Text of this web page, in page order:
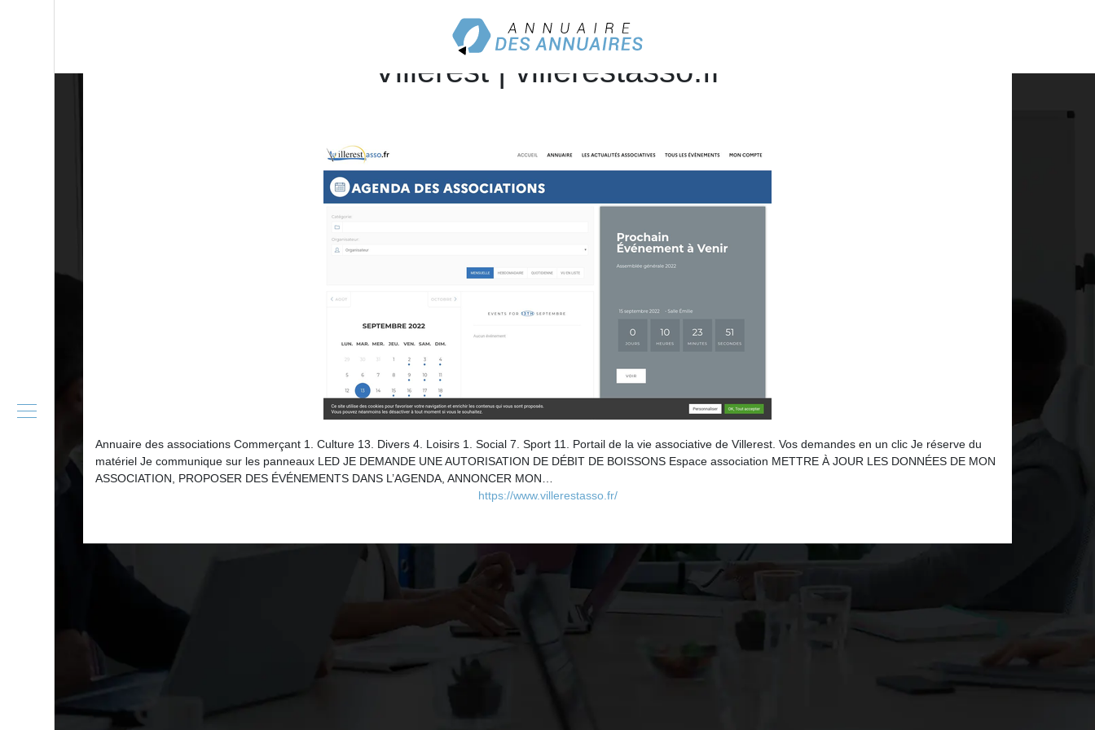
Accueil – Villerestasso, le Portail de la vie associative à
Villerest | villerestasso.fr
Annuaire des associations Commerçant 1. Culture 13. Divers 4. Loisirs 1. Social 7. Sport 11. Portail de la vie associative de Villerest. Vos demandes en un clic Je réserve du
matériel Je communique sur les panneaux LED JE DEMANDE UNE AUTORISATION DE DÉBIT DE BOISSONS Espace association METTRE À JOUR LES DONNÉES DE MON
ASSOCIATION, PROPOSER DES ÉVÉNEMENTS DANS L’AGENDA, ANNONCER MON…
https://www.villerestasso.fr/